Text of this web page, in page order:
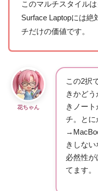
このマルチスタイル
Surface Laptopには絶
チだけの価値です。
花ちゃん
この2択
きかど
きノー
チ。とに
きしな
必然性
てます。